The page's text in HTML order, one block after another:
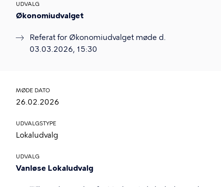
UDVALG
Økonomiudvalget
Referat for Økonomiudvalget møde d.
03.03.2026, 15:30
MØDE DATO
26.02.2026
UDVALGSTYPE
Lokaludvalg
UDVALG
Vanløse Lokaludvalg